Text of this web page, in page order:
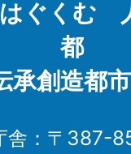
ぐくむ
都
承創造都
舎：〒387-